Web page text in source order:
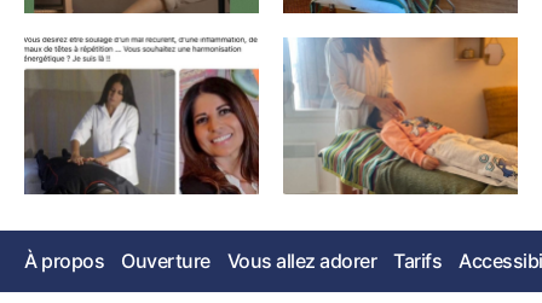
À propos Ouverture Vous allez adorer Tarifs